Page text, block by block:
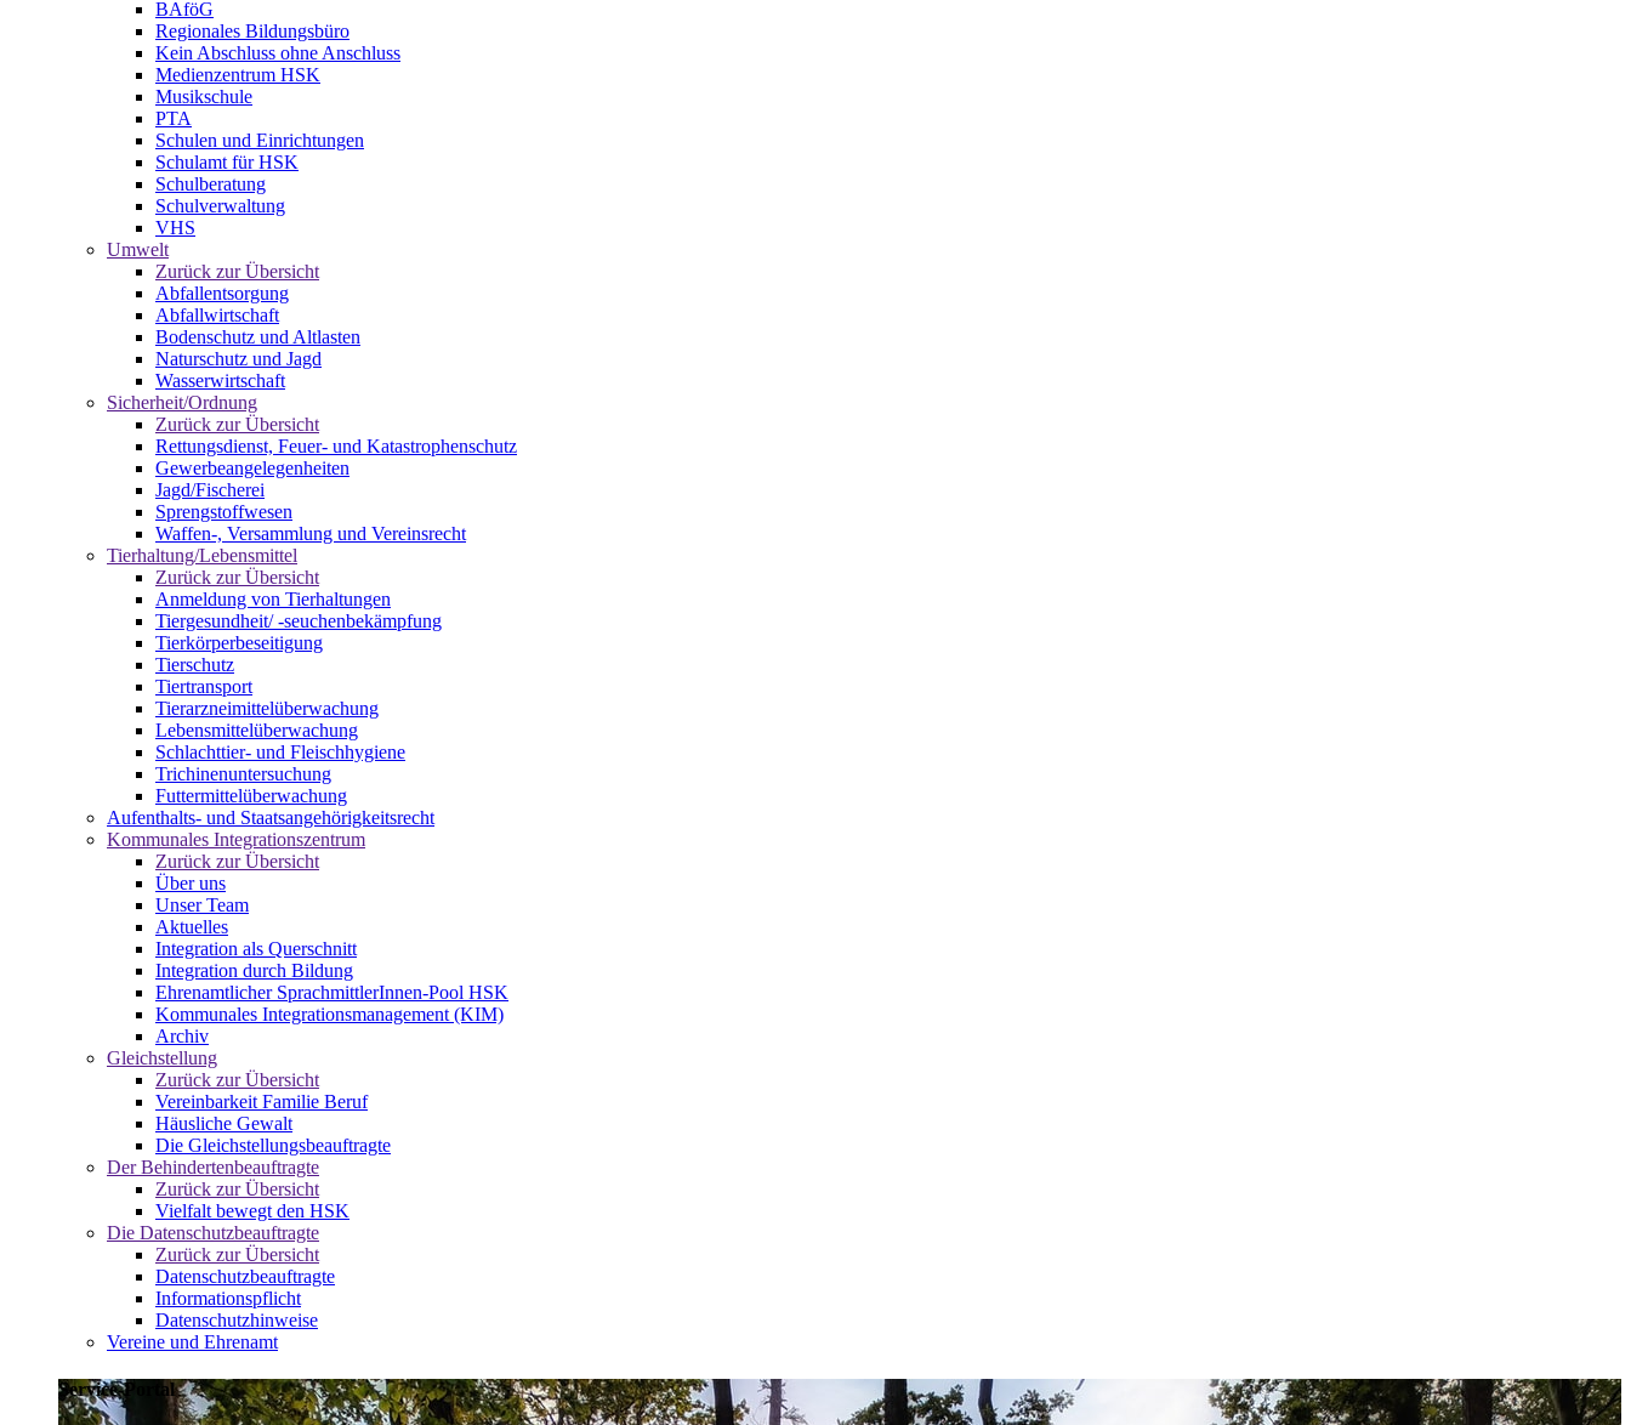
BAföG
Regionales Bildungsbüro
Kein Abschluss ohne Anschluss
Medienzentrum HSK
Musikschule
PTA
Schulen und Einrichtungen
Schulamt für HSK
Schulberatung
Schulverwaltung
VHS
Umwelt
Zurück zur Übersicht
Abfallentsorgung
Abfallwirtschaft
Bodenschutz und Altlasten
Naturschutz und Jagd
Wasserwirtschaft
Sicherheit/Ordnung
Zurück zur Übersicht
Rettungsdienst, Feuer- und Katastrophenschutz
Gewerbeangelegenheiten
Jagd/Fischerei
Sprengstoffwesen
Waffen-, Versammlung und Vereinsrecht
Tierhaltung/Lebensmittel
Zurück zur Übersicht
Anmeldung von Tierhaltungen
Tiergesundheit/ -seuchenbekämpfung
Tierkörperbeseitigung
Tierschutz
Tiertransport
Tierarzneimittelüberwachung
Lebensmittelüberwachung
Schlachttier- und Fleischhygiene
Trichinenuntersuchung
Futtermittelüberwachung
Aufenthalts- und Staatsangehörigkeitsrecht
Kommunales Integrationszentrum
Zurück zur Übersicht
Über uns
Unser Team
Aktuelles
Integration als Querschnitt
Integration durch Bildung
Ehrenamtlicher SprachmittlerInnen-Pool HSK
Kommunales Integrationsmanagement (KIM)
Archiv
Gleichstellung
Zurück zur Übersicht
Vereinbarkeit Familie Beruf
Häusliche Gewalt
Die Gleichstellungsbeauftragte
Der Behindertenbeauftragte
Zurück zur Übersicht
Vielfalt bewegt den HSK
Die Datenschutzbeauftragte
Zurück zur Übersicht
Datenschutzbeauftragte
Informationspflicht
Datenschutzhinweise
Vereine und Ehrenamt
Service-Portal